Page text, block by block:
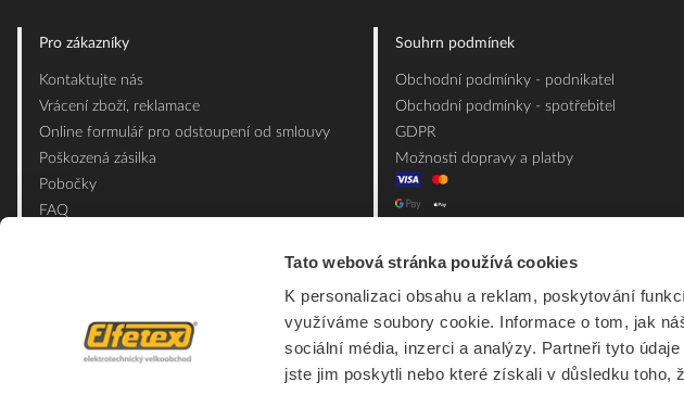
Tato webová stránka používá cookies
K personalizaci obsahu a reklam, poskytování
využíváme soubory cookie. Informace o tom, jak
sociální média, inzerci a analýzy. Partneři tyto
jste jim poskytli nebo které získali v důsledku toho,
Pro zákazníky
Kontaktujte nás
Vrácení zboží, reklamace
Online formulář pro odstoupení od smlouvy
Poškozená zásilka
Pobočky
FAQ
Souhrn podmínek
Obchodní podmínky - podnikatel
Obchodní podmínky - spotřebitel
GDPR
Možnosti dopravy a platby